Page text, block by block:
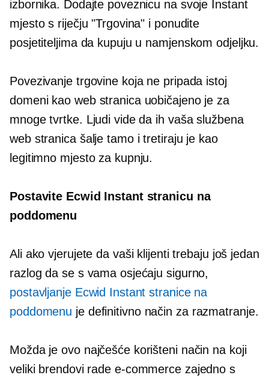
izbornika. Dodajte poveznicu na svoje Instant
mjesto s riječju "Trgovina" i ponudite
posjetiteljima da kupuju u namjenskom odjeljku.
Povezivanje trgovine koja ne pripada istoj
domeni kao web stranica uobičajeno je za
mnoge tvrtke. Ljudi vide da ih vaša službena
web stranica šalje tamo i tretiraju je kao
legitimno mjesto za kupnju.
Postavite Ecwid Instant stranicu na
poddomenu
Ali ako vjerujete da vaši klijenti trebaju još jedan
razlog da se s vama osjećaju sigurno,
postavljanje Ecwid Instant stranice na
poddomenu je definitivno način za razmatranje.
Možda je ovo najčešće korišteni način na koji
veliki brendovi rade e-commercezajedno s